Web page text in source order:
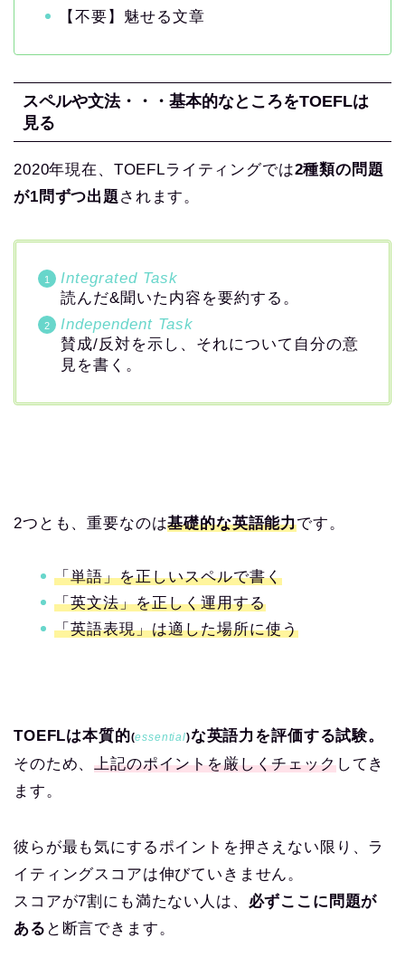
【不要】魅せる文章
スペルや文法・・・基本的なところをTOEFLは
見る
2020年現在、TOEFLライティングでは2種類の問題
が1問ずつ出題 されます。
Integrated Task
読んだ&聞いた内容を要約する。
Independent Task
賛成/反対を示し、それについて自分の意
見を書く。
2つとも、重要なのは基礎的な英語能力です。
「単語」を正しいスペルで書く
「英文法」を正しく運用する
「英語表現」は適した場所に使う
TOEFLは本質的(essential)な英語力を評価する試験。
そのため、上記のポイントを厳しくチェックしてき
ます。
彼らが最も気にするポイントを押さえない限り、ラ
イティングスコアは伸びていきません。
スコアが7割にも満たない人は、 必ずここに問題が
ある と断言できます。